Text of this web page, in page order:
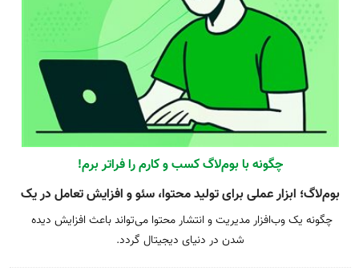
چگونه با بوم‌لاگ کسب و کارم را فراتر برم!
بوم‌لاگ؛ ابزار عملی برای تولید محتوا، سئو و افزایش تعامل در یک
بستر واحد.
چگونه یک وب‌افزار مدیریت و انتشار محتوا می‌تواند باعث افزایش دیده
شدن در دنیای دیجیتال گردد.